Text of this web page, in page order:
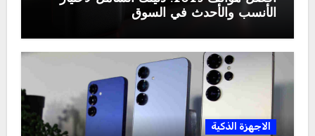
الأنسب والأحدث في السوق
الاجهزة الذكية